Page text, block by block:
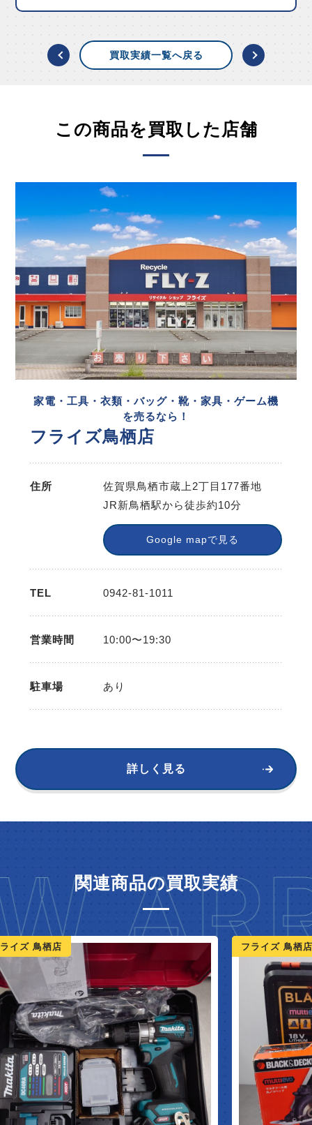
買取実績一覧へ戻る
この商品を買取した店舗
家電・工具・衣類・バッグ・靴・家具・ゲーム機
を売るなら！
フライズ鳥栖店
住所
佐賀県鳥栖市蔵上2丁目177番地
JR新鳥栖駅から徒歩約10分
Google mapで見る
TEL 0942-81-1011
営業時間 10:00〜19:30
駐車場 あり
詳しく見る
関連商品の買取実績
イズ 鳥栖店 フライズ 鳥栖店